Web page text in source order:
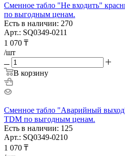
Сменное табло "Не входить"
по выгодным ценам.
Есть в наличии: 270
Арт.: SQ0349-0211
1 070 ₸
/шт
В корзину
Сменное табло "Аварийный
TDM по выгодным ценам.
Есть в наличии: 125
Арт.: SQ0349-0210
1 070 ₸